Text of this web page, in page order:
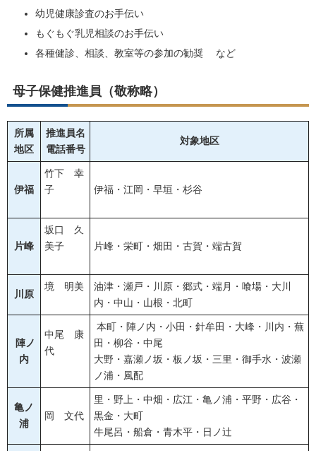
幼児健康診査のお手伝い
もぐもぐ乳児相談のお手伝い
各種健診、相談、教室等の参加の勧奨 など
母子保健推進員（敬称略）
所属
地区
推進員名
電話番号
対象地区
伊福
竹下 幸
子
伊福・江岡・早垣・杉谷
片峰
坂口 久
美子
片峰・栄町・畑田・古賀・端古賀
川原
境 明美
油津・瀬戸・川原・郷式・端月・喰場・大川
内・中山・山根・北町
陣ノ
内
中尾 康
代
本町・陣ノ内・小田・針牟田・大峰・川内・蕪
田・柳谷・中尾
大野・嘉瀬ノ坂・板ノ坂・三里・御手水・波瀬
ノ浦・風配
亀ノ
浦
岡 文代
里・野上・中畑・広江・亀ノ浦・平野・広谷・
黒金・大町
牛尾呂・船倉・青木平・日ノ辻